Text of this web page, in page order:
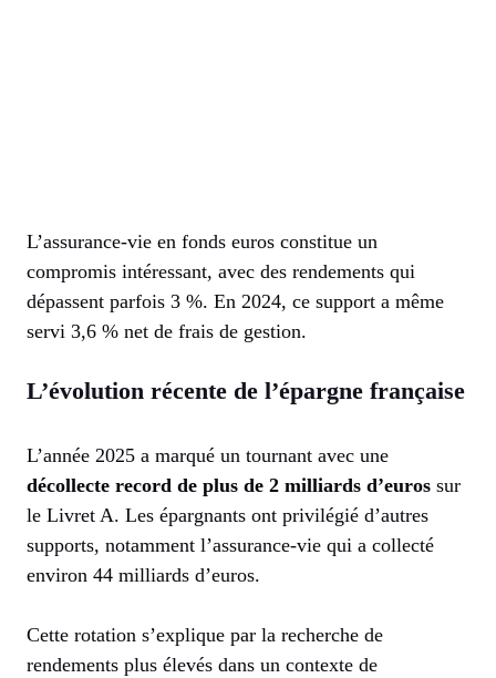
L’assurance-vie en fonds euros constitue un
compromis intéressant, avec des rendements qui
dépassent parfois 3 %. En 2024, ce support a même
servi 3,6 % net de frais de gestion.
L’évolution récente de l’épargne française
L’année 2025 a marqué un tournant avec une
décollecte record de plus de 2 milliards d’euros sur
le Livret A. Les épargnants ont privilégié d’autres
supports, notamment l’assurance-vie qui a collecté
environ 44 milliards d’euros.
Cette rotation s’explique par la recherche de
rendements plus élevés dans un contexte de